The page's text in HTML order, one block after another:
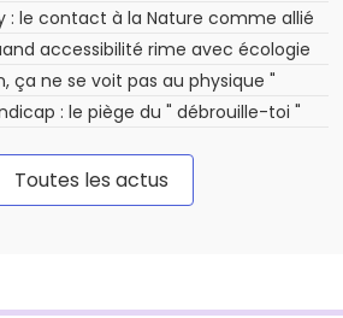
: le contact à la Nature comme allié
accessibilité rime avec écologie
ça ne se voit pas au physique "
: le piège du " débrouille-toi "
Toutes les actus